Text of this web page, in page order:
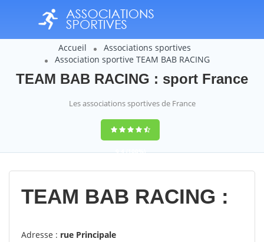
Accueil
Associations sportives
Association sportive TEAM BAB RACING
TEAM BAB RACING : sport France
Les associations sportives de France
9,4(100%)
14358votes
TEAM BAB RACING :
Adresse : rue Principale